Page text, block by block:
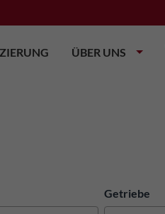
ÜBER UNS
Getriebe